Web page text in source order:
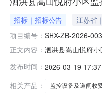
招标｜招标公告 江苏省
项目编号： SHX-ZB-2026-
正文内容： 泗洪县嵩山悦府
要包括56台枪机
目不接受联合体投
发布时间： 2026-03-19 17:37
相关产品：
监控设备及道闸收